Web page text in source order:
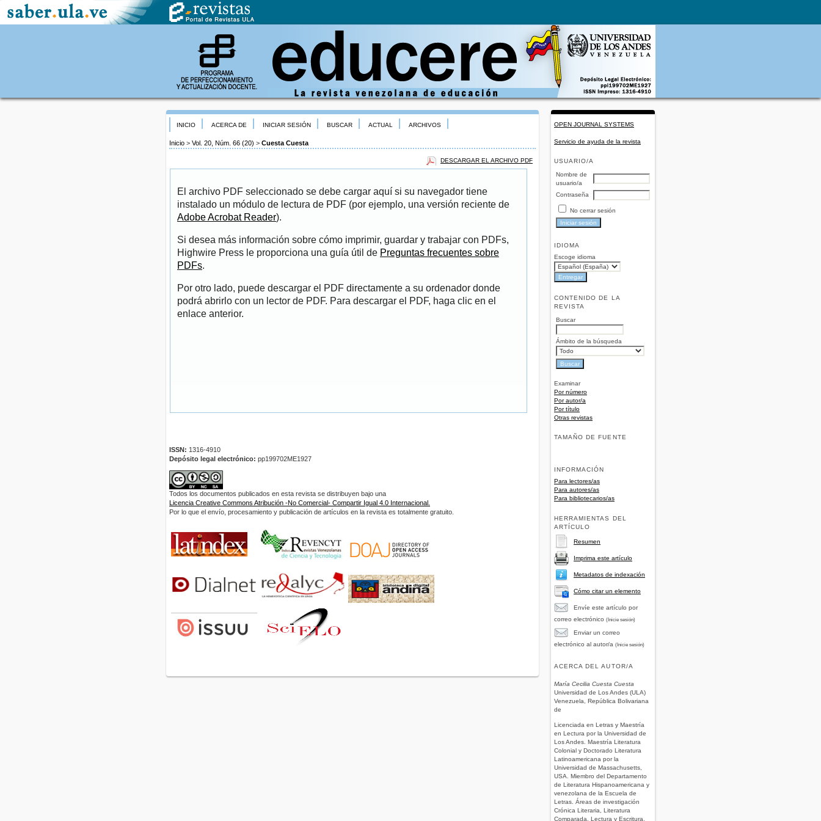
OPEN JOURNAL SYSTEMS
Servicio de ayuda de la revista
USUARIO/A
Nombre de
usuario/a
Contraseña
No cerrar sesión
IDIOMA
Escoge idioma
CONTENIDO DE LA
REVISTA
Buscar
Ámbito de la búsqueda
Examinar
Por número
Por autor/a
Por título
Otras revistas
TAMAÑO DE FUENTE
INFORMACIÓN
Para lectores/as
Para autores/as
Para bibliotecarios/as
HERRAMIENTAS DEL
ARTÍCULO
Resumen
Imprima este artículo
Metadatos de indexación
Cómo citar un elemento
Envíe este artículo por
correo electrónico (Inicie sesión)
Enviar un correo
electrónico al autor/a (Inicie sesión)
ACERCA DEL AUTOR/A
María Cecilia Cuesta Cuesta
Universidad de Los Andes (ULA)
Venezuela, República Bolivariana
de
Licenciada en Letras y Maestría
en Lectura por la Universidad de
Los Andes. Maestría Literatura
Colonial y Doctorado Literatura
Latinoamericana por la
Universidad de Massachusetts,
USA. Miembro del Departamento
de Literatura Hispanoamericana y
venezolana de la Escuela de
Letras. Áreas de investigación
Crónica Literaria, Literatura
Comparada, Lectura y Escritura,
INICIO ACERCA DE INICIAR SESIÓN BUSCAR ACTUAL ARCHIVOS
Inicio > Vol. 20, Núm. 66 (20) > Cuesta Cuesta
DESCARGAR EL ARCHIVO PDF
El archivo PDF seleccionado se debe cargar aquí si su navegador tiene
instalado un módulo de lectura de PDF (por ejemplo, una versión reciente de
Adobe Acrobat Reader).
Si desea más información sobre cómo imprimir, guardar y trabajar con PDFs,
Highwire Press le proporciona una guía útil de Preguntas frecuentes sobre
PDFs.
Por otro lado, puede descargar el PDF directamente a su ordenador donde
podrá abrirlo con un lector de PDF. Para descargar el PDF, haga clic en el
enlace anterior.
ISSN: 1316-4910
Depósito legal electrónico: pp199702ME1927
Todos los documentos publicados en esta revista se distribuyen bajo una
Licencia Creative Commons Atribución -No Comercial- Compartir Igual 4.0 Internacional.
Por lo que el envío, procesamiento y publicación de artículos en la revista es totalmente gratuito.